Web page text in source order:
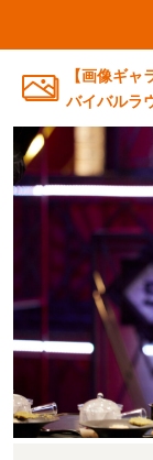
【画像ギ
バイバルラ